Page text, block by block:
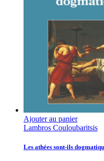
Ajouter au panier
Lambros Couloubaritsis
Les athées sont-ils